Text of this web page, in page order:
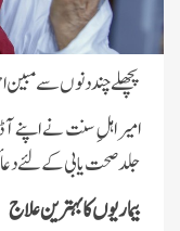
پچھلے چند دنوں سے مبین
امیر اہلِ سنت نے اپنے
جلد صحت یابی کے لئے
بیماریوں کا بہترین علاج